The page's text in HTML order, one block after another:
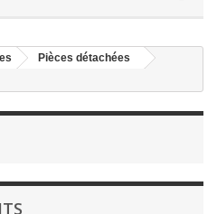
Pièces détachées